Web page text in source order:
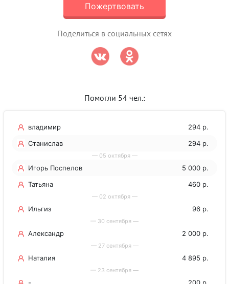
Пожертвовать
Поделиться в социальных сетях
Помогли 54 чел.:
владимир
294 р.
Станислав
294 р.
— 05 октября —
Игорь Поспелов
5 000 р.
Татьяна
460 р.
— 02 октября —
Ильгиз 96 р.
— 30 сентября —
Александр 2 000 р.
— 27 сентября —
Наталия 4 895 р.
— 23 сентября —